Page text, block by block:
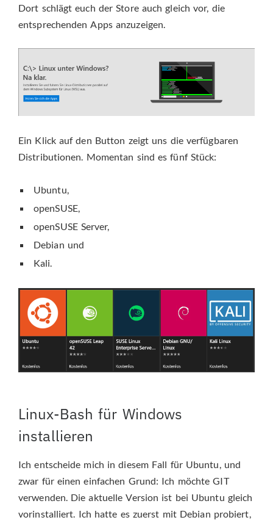
Dort schlägt euch der Store auch gleich vor, die
entsprechenden Apps anzuzeigen.
Ein Klick auf den Button zeigt uns die verfügbaren
Distributionen. Momentan sind es fünf Stück:
Ubuntu,
openSUSE,
openSUSE Server,
Debian und
Kali.
Linux-Bash für Windows
installieren
Ich entscheide mich in diesem Fall für Ubuntu, und
zwar für einen einfachen Grund: Ich möchte GIT
verwenden. Die aktuelle Version ist bei Ubuntu gleich
vorinstalliert. Ich hatte es zuerst mit Debian probiert,